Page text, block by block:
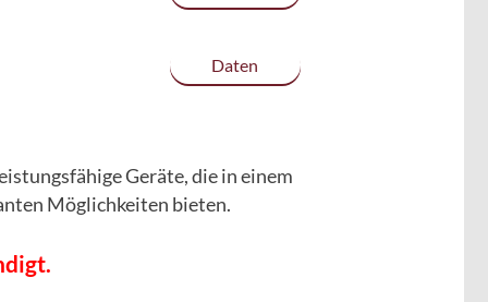
Daten
Geräte, die in einem
Möglichkeiten bieten.